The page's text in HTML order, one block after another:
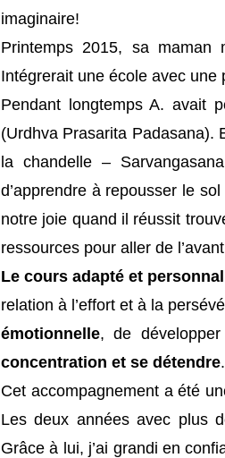
imaginaire!
Printemps 2015, sa maman
Intégrerait une école avec une
Pendant longtemps A. avait
(Urdhva Prasarita Padasana).
la chandelle –
d’apprendre à repousser le
notre joie quand il réussit
ressources pour aller de
Le cours adapté et
relation à l’effort et à la
émotionnelle, de
concentration et se détendre.
Cet accompagnement a été
Les deux années avec plus
Grâce à lui, j’ai grandi en